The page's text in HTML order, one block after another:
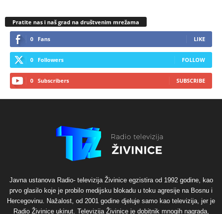
Pratite nas i naš grad na društvenim mrežama
0 Fans LIKE
0 Followers FOLLOW
0 Subscribers SUBSCRIBE
Javna ustanova Radio- televizija Živinice egzistira od 1992 godine, kao
prvo glasilo koje je probilo medijsku blokadu u toku agresije na Bosnu i
Hercegovinu. Nažalost, od 2001 godine djeluje samo kao televizija, jer je
Radio Živinice ukinut. Televizija Živinice je dobitnik mnogih nagrada,